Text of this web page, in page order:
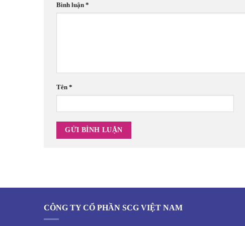
Bình luận *
Tên *
CÔNG TY CỔ PHẦN SCG VIỆT NAM